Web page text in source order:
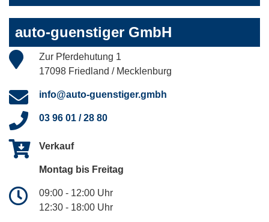
auto-guenstiger GmbH
Zur Pferdehutung 1
17098 Friedland / Mecklenburg
info@auto-guenstiger.gmbh
03 96 01 / 28 80
Verkauf
Montag bis Freitag
09:00 - 12:00 Uhr
12:30 - 18:00 Uhr